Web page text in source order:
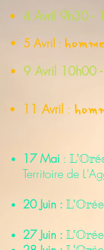
17 Mai :
Territoire de
20 Juin :
27 Juin :
4 Avril 9h30 -
11 Avril :
5 Avril :
9 Avril 10h00